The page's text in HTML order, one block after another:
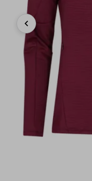
Previous